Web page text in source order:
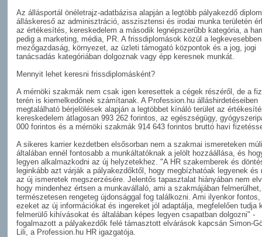
Az állásportál önéletrajz-adatbázisa alapján a legtöbb pályakezdő
álláskereső az adminisztráció, asszisztensi és irodai munka területén
az értékesítés, kereskedelem a második legnépszerűbb kategória, a
pedig a marketing, média, PR. A frissdiplomások közül a
mezőgazdaság, környezet, az üzleti támogató központok és a jog, jogi
tanácsadás kategóriában dolgoznak vagy épp keresnek munkát.
Mennyit lehet keresni frissdiplomásként?
A mérnöki szakmák nem csak igen keresettek a cégek részéről, de a
terén is kiemelkedőnek számítanak. A Profession.hu álláshirdetéseiben
megtalálható bérjelölések alapján a legtöbbet kínáló terület az
kereskedelem átlagosan 993 262 forintos, az egészségügy,
000 forintos és a mérnöki szakmák 914 643 forintos bruttó havi
A sikeres karrier kezdetben elsősorban nem a szakmai ismereteken
általában ennél fontosabb a munkáltatóknak a jelölt hozzáállása, és
legyen alkalmazkodni az új helyzetekhez. "A HR szakemberek és
leginkább azt várják a pályakezdőktől, hogy megbízhatóak legyenek és
az új ismeretek megszerzésére. Jelentős tapasztalat hiányában nem
hogy mindenhez értsen a munkavállaló, ami a szakmájában felmerülhet,
természetesen rengeteg újdonsággal fog találkozni. Ami ilyenkor fontos,
ezeket az új információkat és ingereket jól adaptálja, megfelelően tudja
felmerülő kihívásokat és általában képes legyen csapatban dolgozni" -
fogalmazott a pályakezdők felé támasztott elvárások kapcsán Simon-
Lili, a Profession.hu HR igazgatója.